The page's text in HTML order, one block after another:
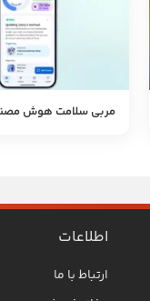
اطلاعات
ارتباط با ما